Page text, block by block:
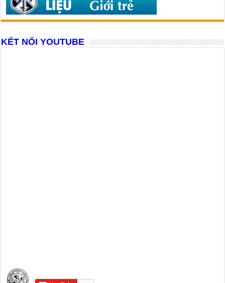
KẾT NỐI YOUTUBE